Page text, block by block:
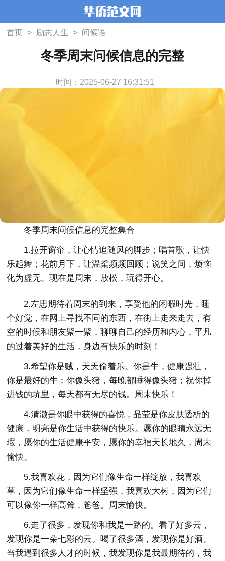
首页 > 励志人生 > 问候语
冬季周末问候信息的完整
时间：2025-06-27 16:31:51
冬季周末问候信息的完整集合
1.拉开窗帘，让心情追随风的脚步；唱首歌，让快
乐起舞；花前月下，让温柔频频回顾；说笑之间，烦恼
化为虚无。现在是周末，放松，玩得开心。
2.左思期待着周末的到来，享受他的闲暇时光，睡
个好觉，在网上寻找不同的东西，在街上走来走去，有
空的时候和朋友聚一聚，聊聊自己的经历和内心，平凡
的过着美好的生活，身边有快乐的时刻！
3.希望你是贼，天天偷着乐。你是牛，健康强壮，
你是最好的牛；你像头猪，每晚都睡得像头猪；祝你掉
进钱的坑里，每天都有无尽的钱。周末快乐！
4.清澈是你眼中获得的喜悦，晶莹是你皮肤透析的
健康，明亮是你生活中获得的快乐。愿你的眼睛永远无
瑕，愿你的生活健康平安，愿你的幸福天长地久，周末
愉快。
5.我喜欢花，因为它们像生命一样绽放，我喜欢
草，因为它们像生命一样坚强，我喜欢大树，因为它们
可以像你一样高耸，爸爸。周末愉快。
6.走了很多，发现你和我是一路的。看了好多云，
发现你是一朵七彩的云。喝了很多酒，发现你是好酒。
当我遇到很多人才的时候，我发现你是我最期待的，我